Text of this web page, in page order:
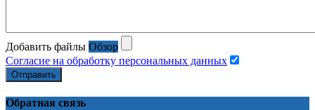
Добавить файлы Обзор
Согласие на обработку персональных данных
Отправить
Обратная связь